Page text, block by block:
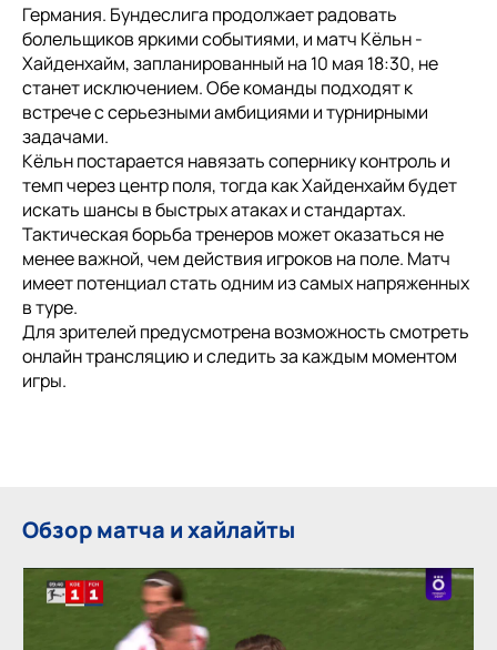
Германия. Бундеслига продолжает радовать
болельщиков яркими событиями, и матч Кёльн -
Хайденхайм, запланированный на 10 мая 18:30, не
станет исключением. Обе команды подходят к
встрече с серьезными амбициями и турнирными
задачами.
Кёльн постарается навязать сопернику контроль и
темп через центр поля, тогда как Хайденхайм будет
искать шансы в быстрых атаках и стандартах.
Тактическая борьба тренеров может оказаться не
менее важной, чем действия игроков на поле. Матч
имеет потенциал стать одним из самых напряженных
в туре.
Для зрителей предусмотрена возможность смотреть
онлайн трансляцию и следить за каждым моментом
игры.
Обзор матча и хайлайты